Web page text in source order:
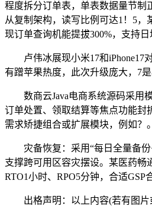
程度拆分订单表，单表数据量节制
从复制架构，读写比例可达1！5，
现订单查询机能提拔300%，支持日
卢伟冰展现小米17和iPhone17
有蹭苹果热度，此次升级庞大，7是
数商云Java电商系统源码采用模
订单处置、领取结算等焦点功能封
需求矫捷组合或扩展模块，例如？。
灾备恢复：采用“每日全量备份+
支撑跨可用区容灾摆设。某医药畅
RTO1小时、RPO5分钟，合适GSP
出格声明：以上内容(若有图片